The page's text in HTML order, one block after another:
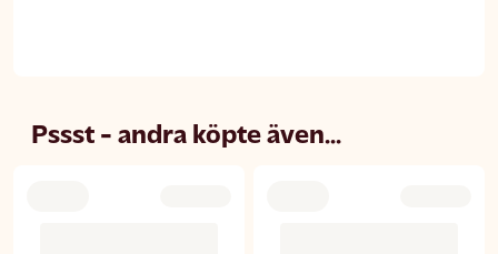
Pssst - andra köpte även...